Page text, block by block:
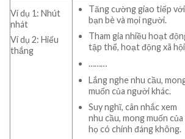
Ví dụ 1: Nhút
nhát
Ví dụ 2: Hiếu
thắng
Tăng cường giao tiếp với
bạn bè và mọi người.
Tham gia nhiều hoạt
tập thể, hoạt động xã
………
Lắng nghe nhu cầu,
muốn của người khác.
Suy nghĩ, cân nhắc xem
nhu cầu, mong muốn của
họ có chính đáng không.